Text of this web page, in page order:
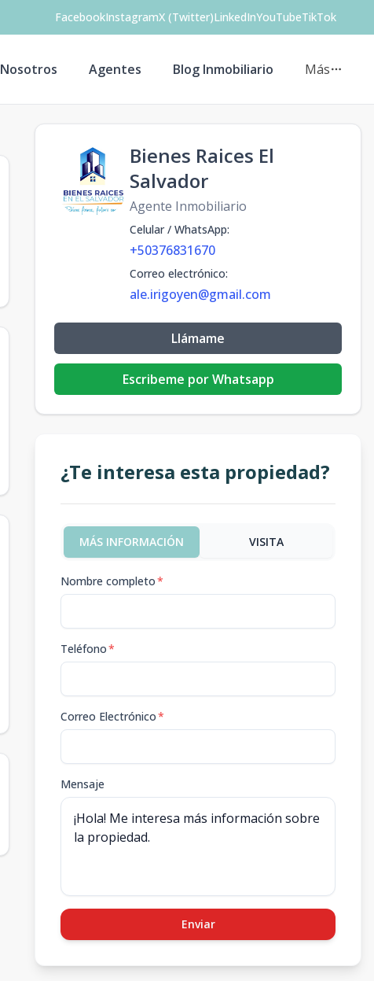
FacebookInstagramX (Twitter)LinkedInYouTubeTikTok
Nosotros Agentes Blog Inmobiliario Más
Bienes Raices El
Salvador
Agente Inmobiliario
Celular / WhatsApp:
+50376831670
Correo electrónico:
ale.irigoyen@gmail.com
Llámame
Escribeme por Whatsapp
¿Te interesa esta propiedad?
MÁS INFORMACIÓN VISITA
Nombre completo*
Teléfono*
Correo Electrónico*
Mensaje
Enviar